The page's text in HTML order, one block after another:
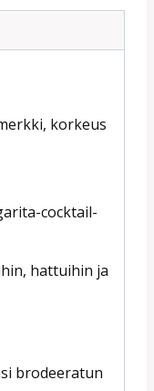
korkeus
cocktail-
hattuihin ja
brodeeratun